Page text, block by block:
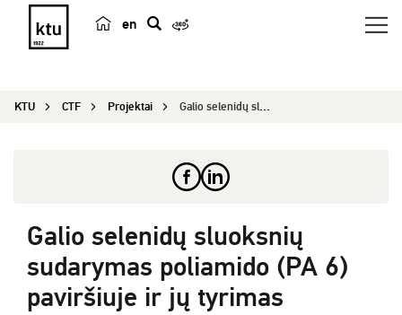
en
e
KTU CTF Projektai Galio selenidų sluoksnių sudarymas poliamido (PA...
Galio selenidų sluoksnių
sudarymas poliamido (PA 6)
paviršiuje ir jų tyrimas